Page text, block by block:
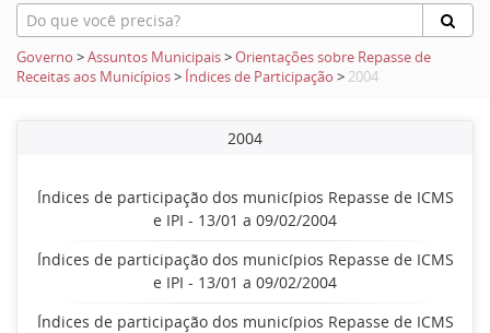
Governo >Assuntos Municipais>Orientações sobre Repasse de
Receitas aos Municípios> Índices de Participação > 2004
2004
Índices de participação dos municípios Repasse de ICMS
e IPI - 13/01 a 09/02/2004
Índices de participação dos municípios Repasse de ICMS
e IPI - 13/01 a 09/02/2004
Índices de participação dos municípios Repasse de ICMS